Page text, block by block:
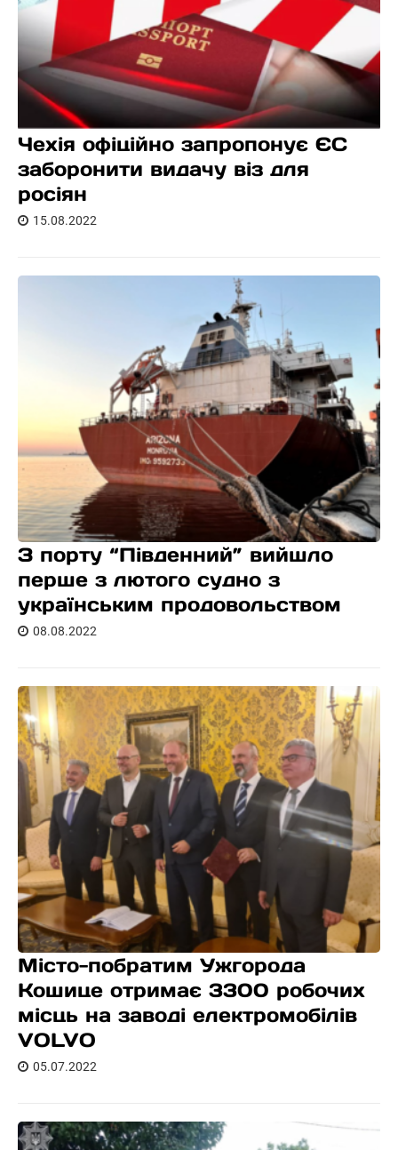
Чехія офіційно запропонує ЄС
заборонити видачу віз для
росіян
15.08.2022
З порту “Південний” вийшло
перше з лютого судно з
українським продовольством
08.08.2022
Місто-побратим Ужгорода
Кошице отримає 3300 робочих
місць на заводі електромобілів
VOLVO
05.07.2022